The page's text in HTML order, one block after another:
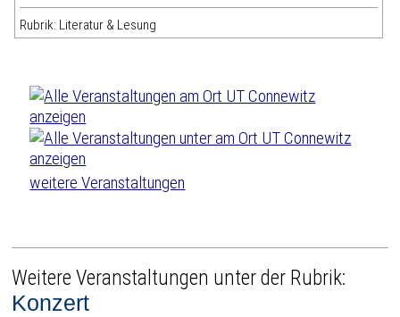
Rubrik: Literatur & Lesung
weitere Veranstaltungen
Weitere Veranstaltungen unter der Rubrik:
Konzert